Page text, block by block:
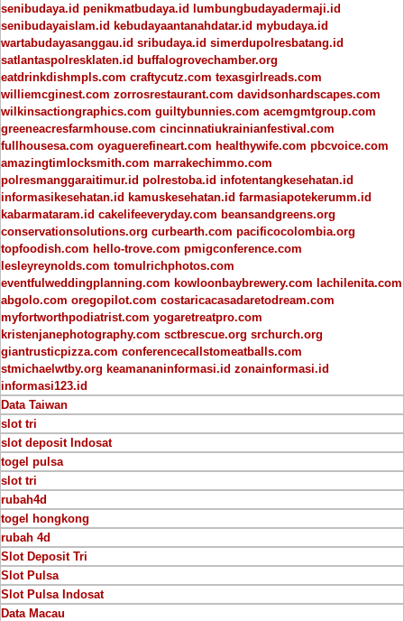
senibudaya.id penikmatbudaya.id lumbungbudayadermaji.id
senibudayaislam.id kebudayaantanahdatar.id mybudaya.id
wartabudayasanggau.id sribudaya.id simerdupolresbatang.id
satlantaspolresklaten.id buffalogrovechamber.org
eatdrinkdishmpls.com craftycutz.com texasgirlreads.com
williemcginest.com zorrosrestaurant.com davidsonhardscapes.com
wilkinsactiongraphics.com guiltybunnies.com acemgmtgroup.com
greeneacresfarmhouse.com cincinnatiukrainianfestival.com
fullhousesa.com oyaguerefineart.com healthywife.com pbcvoice.com
amazingtimlocksmith.com marrakechimmo.com
polresmanggaraitimur.id polrestoba.id infotentangkesehatan.id
informasikesehatan.id kamuskesehatan.id farmasiapotekerumm.id
kabarmataram.id cakelifeeveryday.com beansandgreens.org
conservationsolutions.org curbearth.com pacificocolombia.org
topfoodish.com hello-trove.com pmigconference.com
lesleyreynolds.com tomulrichphotos.com
eventfulweddingplanning.com kowloonbaybrewery.com lachilenita.com
abgolo.com oregopilot.com costaricacasadaretodream.com
myfortworthpodiatrist.com yogaretreatpro.com
kristenjanephotography.com sctbrescue.org srchurch.org
giantrusticpizza.com conferencecallstomeatballs.com
stmichaelwtby.org keamananinformasi.id zonainformasi.id
informasi123.id
Data Taiwan
slot tri
slot deposit Indosat
togel pulsa
slot tri
rubah4d
togel hongkong
rubah 4d
Slot Deposit Tri
Slot Pulsa
Slot Pulsa Indosat
Data Macau